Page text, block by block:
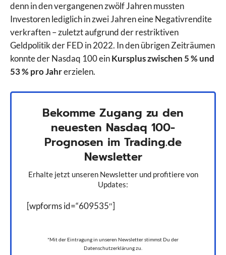
denn in den vergangenen zwölf Jahren mussten
Investoren lediglich in zwei Jahren eine Negativrendite
verkraften – zuletzt aufgrund der restriktiven
Geldpolitik der FED in 2022. In den übrigen Zeiträumen
konnte der Nasdaq 100 einKursplus zwischen 5 % und
53 % pro Jahrerzielen.
Bekomme Zugang zu den
neuesten Nasdaq 100-
Prognosen im Trading.de
Newsletter
Erhalte jetzt unseren Newsletter und profitiere von
Updates:
[wpforms id=“609535″]
*Mit der Eintragung in unseren Newsletter stimmst Du der
Datenschutzerklärung zu.